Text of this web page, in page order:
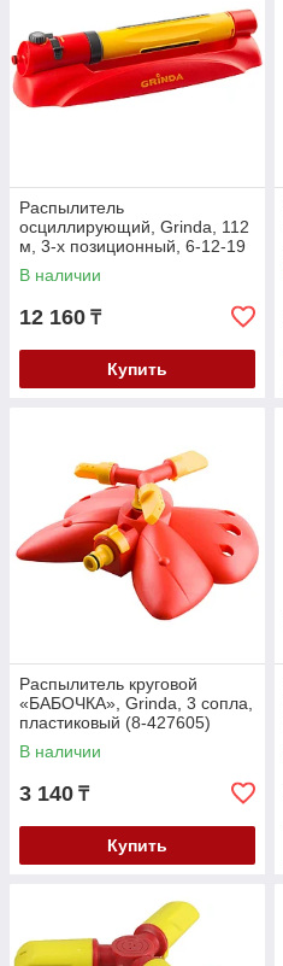
Распылитель
осциллирующий, Grinda, 112
м, 3-х позиционный, 6-12-19
отверстий, ударопрочная
пластмасса (427689)
В наличии
12 160 ₸
Купить
Распылитель круговой
«БАБОЧКА», Grinda, 3 сопла,
пластиковый (8-427605)
В наличии
3 140 ₸
Купить